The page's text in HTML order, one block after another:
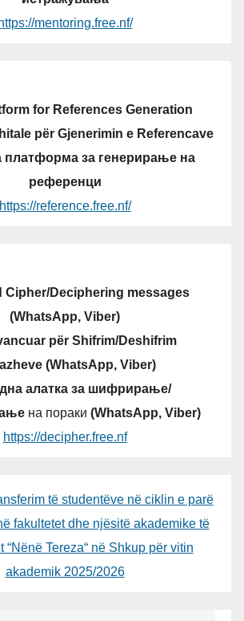
https://mentoring.free.nf/
for References Generation
për Gjenerimin e Referencave
платформа за генерирање на
референци
https://reference.free.nf/
Cipher/Deciphering messages
(WhatsApp, Viber)
për Shifrim/Deshifrim
(WhatsApp, Viber)
алатка за шифрирање/
на пораки (WhatsApp, Viber)
https://decipher.free.nf
të studentëve në ciklin e parë
fakultetet dhe njësitë akademike të
“Nënë Tereza“ në Shkup për vitin
akademik 2025/2026